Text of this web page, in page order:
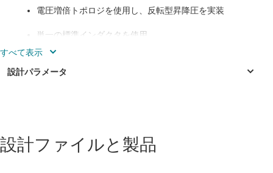
電圧増倍トポロジを使用し、反転型昇降圧を実装
単一の標準インダクタを使用
31mm x 55mm の小型サイズで、40 を上回る
VOUT/VIN 比率を実現
設計ファイルと製品